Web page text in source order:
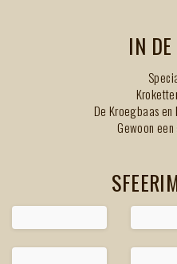
IN
De Kroegbaas
Gewoon